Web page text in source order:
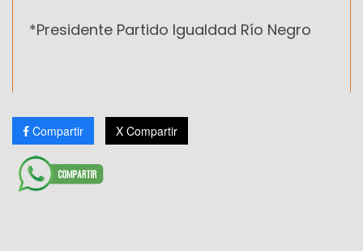
*Presidente Partido Igualdad Río Negro
Compartir X Compartir